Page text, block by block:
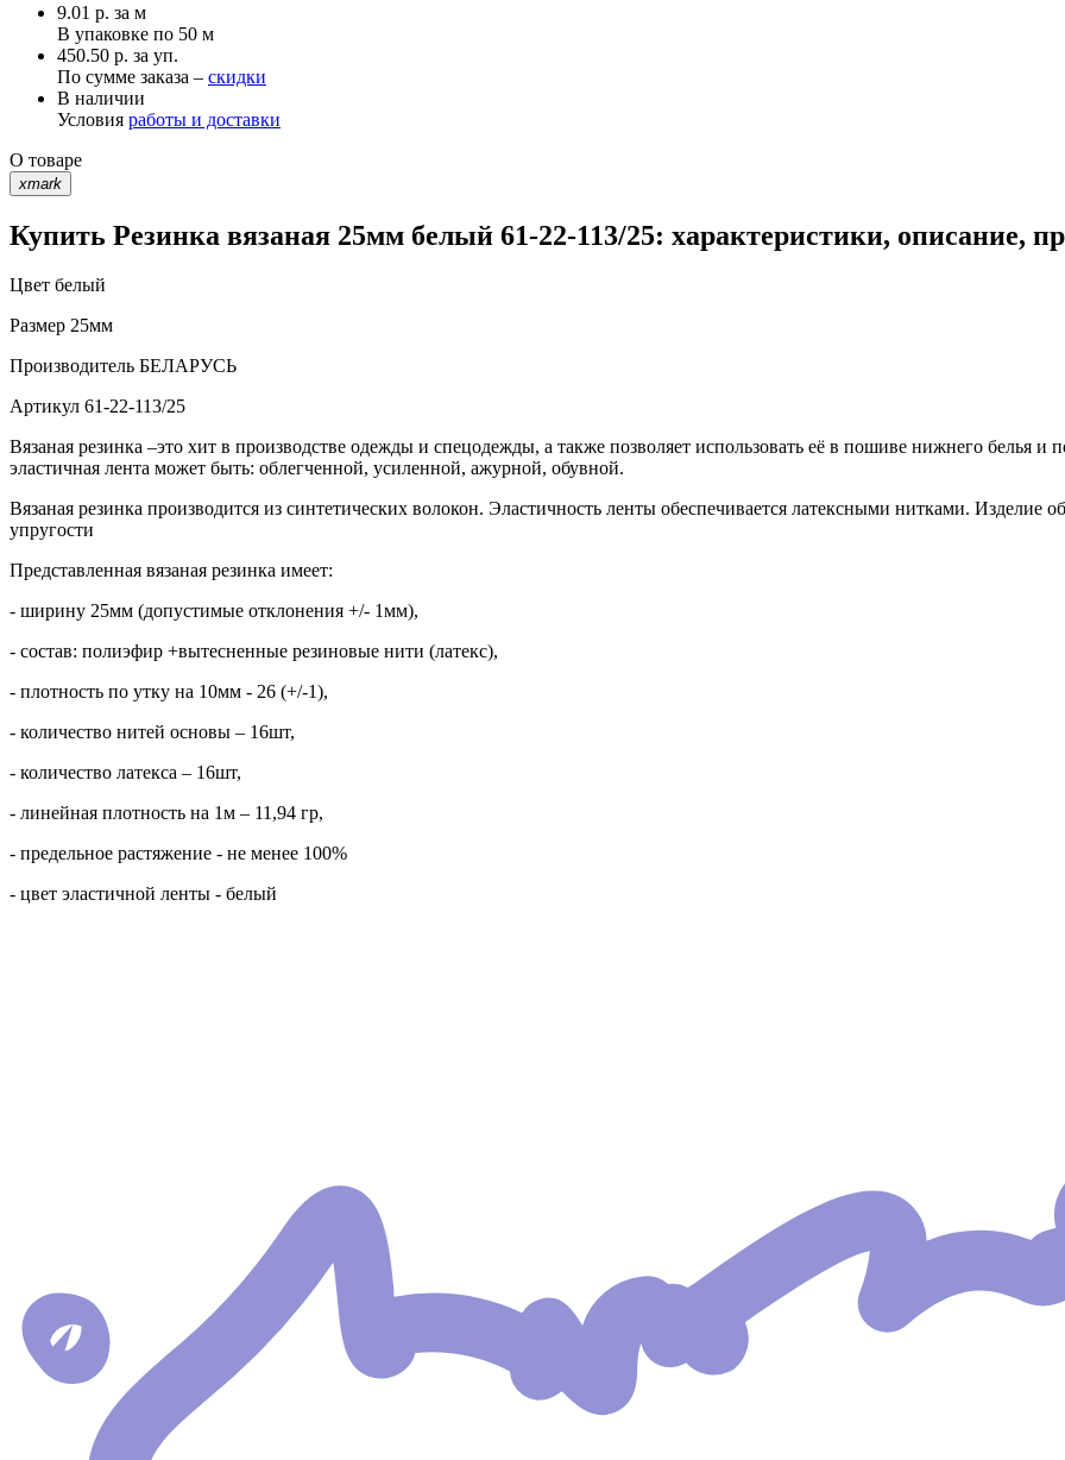
9.01 р. за м
В упаковке по 50 м
450.50 р. за уп.
По сумме заказа – скидки
В наличии
Условия работы и доставки
О товаре
xmark
Купить Резинка вязаная 25мм белый 61-22-113/25: характеристики, описание,
Цвет белый
Размер 25мм
Производитель БЕЛАРУСЬ
Артикул 61-22-113/25
Вязаная резинка –это хит в производстве одежды и спецодежды, а также позволяет использовать её в пошиве нижнего белья и
эластичная лента может быть: облегченной, усиленной, ажурной, обувной.
Вязаная резинка производится из синтетических волокон. Эластичность ленты обеспечивается латексными нитками. Изделие
упругости
Представленная вязаная резинка имеет:
- ширину 25мм (допустимые отклонения +/- 1мм),
- состав: полиэфир +вытесненные резиновые нити (латекс),
- плотность по утку на 10мм - 26 (+/-1),
- количество нитей основы – 16шт,
- количество латекса – 16шт,
- линейная плотность на 1м – 11,94 гр,
- предельное растяжение - не менее 100%
- цвет эластичной ленты - белый